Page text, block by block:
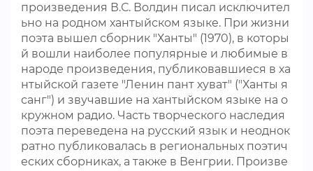
произведения В.С. Волдин писал исключител
ьно на родном хантыйском языке. При жизни
поэта вышел сборник "Ханты" (1970), в которы
й вошли наиболее популярные и любимые в
народе произведения, публиковавшиеся в ха
нтыйской газете "Ленин пант хуват" ("Ханты я
санг") и звучавшие на хантыйском языке на о
кружном радио. Часть творческого наследия
поэта переведена на русский язык и неоднок
ратно публиковалась в региональных поэтич
еских сборниках, а также в Венгрии. Произве